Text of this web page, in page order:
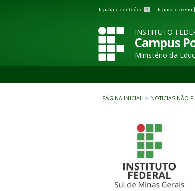
Ir para o conteúdo 1 Ir para o menu
INSTITUTO
Campus
Ministério da
PÁGINA INICIAL > NOTICIAS NÃO